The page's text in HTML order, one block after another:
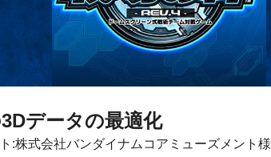
データの最適化
:株式会社バンダイナムコアミューズメント様